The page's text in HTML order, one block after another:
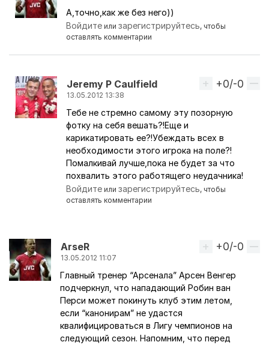
Ответ на комментарий пользователя
А,точно,как же без него))
Войдите илизарегистрируйтесь, чтобы
оставлять комментарии
Jeremy P Caulfield
13.05.2012 13:38
Ответ на комментарий пользователя
Вверх
+0/-0
Тебе не стремно самому эту позорную
фотку на себя вешать?!Еще и
карикатировать ее?!Убеждать всех в
необходимости этого игрока на поле?!
Помалкивай лучше,пока не будет за что
похвалить этого работящего неудачника!
Войдите илизарегистрируйтесь, чтобы
оставлять комментарии
АrseR
13.05.2012 11:07
Вверх
+0/-0
Главный тренер “Арсенала” Арсен Венгер
подчеркнул, что нападающий Робин ван
Перси может покинуть клуб этим летом,
если “канонирам” не удастся
квалифицироваться в Лигу чемпионов на
следующий сезон. Напомним, что перед